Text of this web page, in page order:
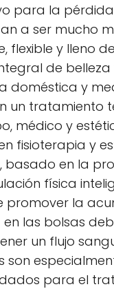
para la
a ser mucho
flexible y lleno
de
doméstica y
un tratamiento
médico y
fisioterapia y
basado en la
física
promover la
las bolsas
un flujo
son
para el